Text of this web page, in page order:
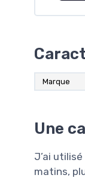
Marque
Une
J’ai
matins,